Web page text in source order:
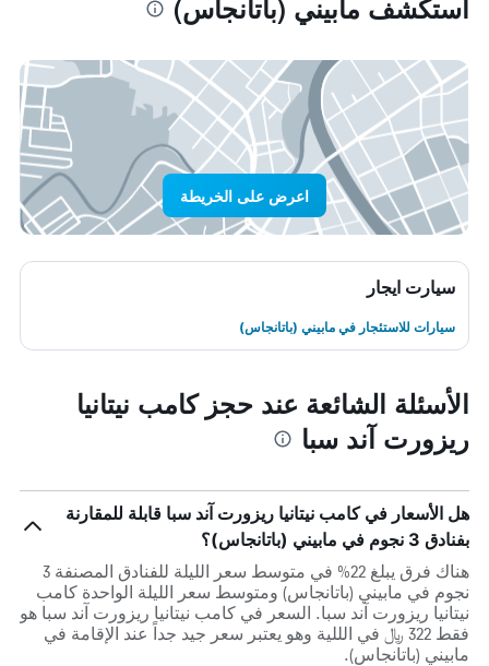
استكشف مابيني (باتانجاس)
اعرض على الخريطة
سيارت ايجار
سيارات للاستئجار في مابيني (باتانجاس)
الأسئلة الشائعة عند حجز كامب نيتانيا
ريزورت آند سبا
هل الأسعار في كامب نيتانيا ريزورت آند سبا قابلة للمقارنة
بفنادق 3 نجوم في مابيني (باتانجاس)؟
هناك فرق يبلغ 22% في متوسط ​​سعر الليلة للفنادق المصنفة 3
نجوم في مابيني (باتانجاس) ومتوسط ​​سعر الليلة الواحدة كامب
نيتانيا ريزورت آند سبا. السعر في كامب نيتانيا ريزورت آند سبا هو
فقط 322 ﷼ في الللية وهو يعتبر سعر جيد جداً عند الإقامة في
مابيني (باتانجاس).